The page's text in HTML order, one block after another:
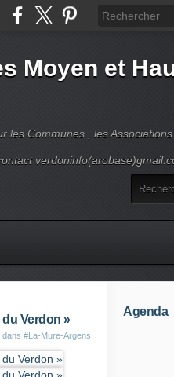
Moyen et
les Communes , les
Verdon »
dans #La-Mure-Argens
Agenda